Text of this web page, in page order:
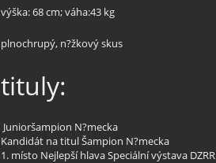
výška: 68 cm; váha:43 kg
plnochrupý, n?žkový skus
tituly:
Junioršampion N?mecka
Kandidát na titul Šampion N?mecka
1. místo Nejlepší hlava Speciální výstava DZRR